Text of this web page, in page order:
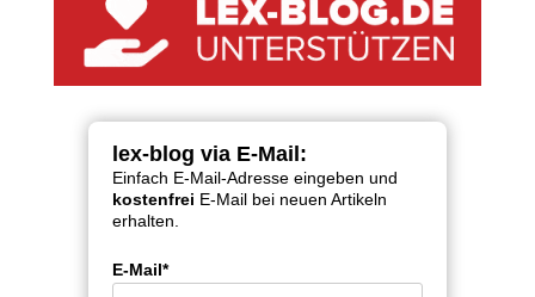
lex-blog via E-Mail:
Einfach E-Mail-Adresse eingeben und
kostenfrei E-Mail bei neuen Artikeln
erhalten.
E-Mail*